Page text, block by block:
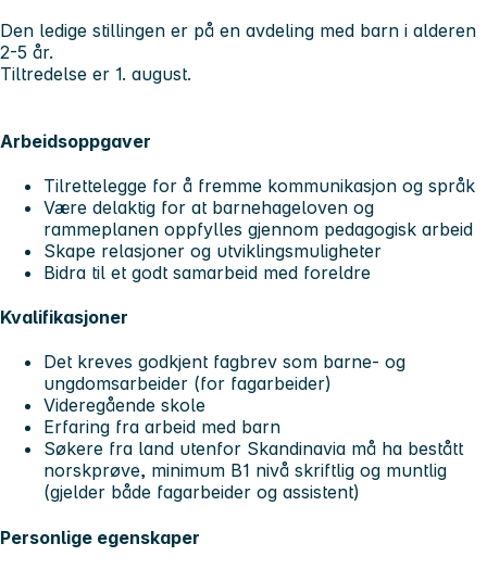
Den ledige stillingen er på en avdeling med barn i alderen
2-5 år.
Tiltredelse er 1. august.
Arbeidsoppgaver
Tilrettelegge for å fremme kommunikasjon og språk
Være delaktig for at barnehageloven og
rammeplanen oppfylles gjennom pedagogisk arbeid
Skape relasjoner og utviklingsmuligheter
Bidra til et godt samarbeid med foreldre
Kvalifikasjoner
Det kreves godkjent fagbrev som barne- og
ungdomsarbeider (for fagarbeider)
Videregående skole
Erfaring fra arbeid med barn
Søkere fra land utenfor Skandinavia må ha bestått
norskprøve, minimum B1 nivå skriftlig og muntlig
(gjelder både fagarbeider og assistent)
Personlige egenskaper